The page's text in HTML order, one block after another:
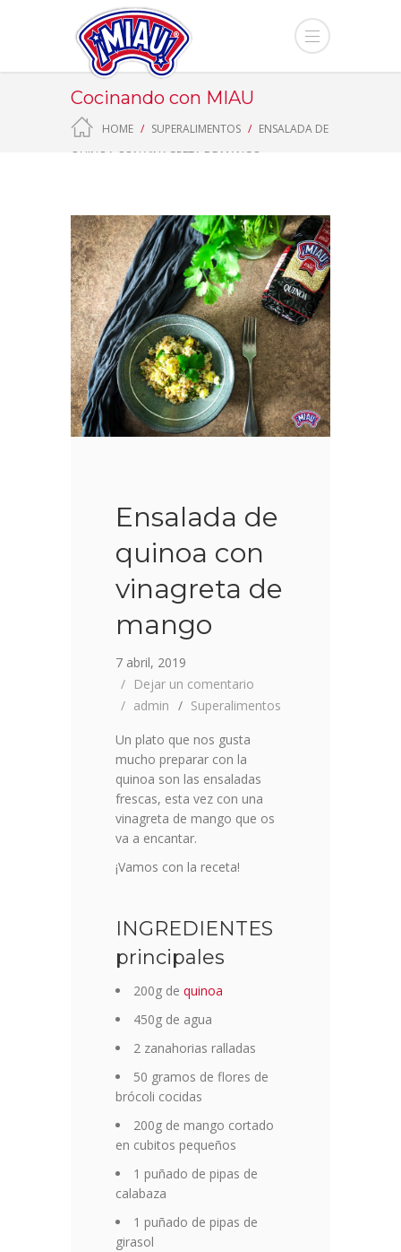
Cocinando con MIAU
HOME SUPERALIMENTOS
ENSALADA DE
QUINOA CON VINAGRETA DE MANGO
Ensalada de
quinoa con
vinagreta de
mango
7 abril, 2019
Dejar un comentario
admin
Superalimentos
Un plato que nos gusta
mucho preparar con la
quinoa son las ensaladas
frescas, esta vez con una
vinagreta de mango que os
va a encantar.
¡Vamos con la receta!
INGREDIENTES
principales
200g de quinoa
450g de agua
2 zanahorias ralladas
50 gramos de flores de
brócoli cocidas
200g de mango cortado
en cubitos pequeños
1 puñado de pipas de
calabaza
1 puñado de pipas de
girasol